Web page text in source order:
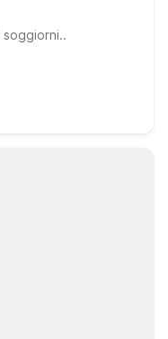
soggiorni..